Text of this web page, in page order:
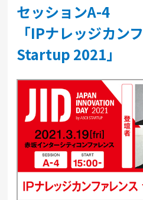
セッションA-4
「IPナレッジカン
Startup 2021」